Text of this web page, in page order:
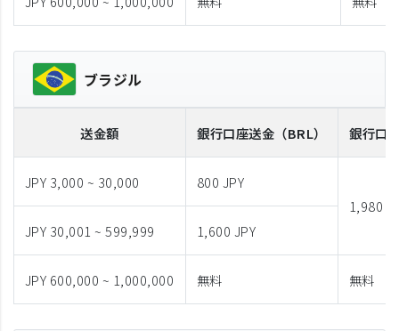
ブラジル
送金額 銀行口座送金 （BRL） 銀行口
JPY 3,000 ~ 30,000
800 JPY
1,980
JPY 30,001 ~ 599,999
1,600 JPY
JPY 600,000 ~ 1,000,000 無料 無料